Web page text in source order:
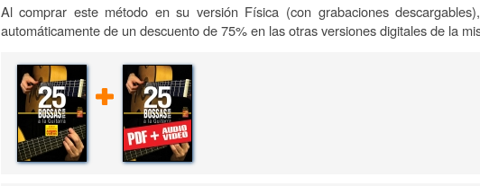
Al comprar este método en su versión Física (con grabaciones
automáticamente de un descuento de 75% en las otras versiones digitales de la